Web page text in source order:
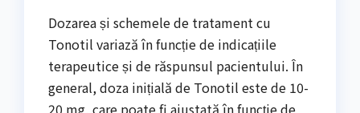
Dozarea și schemele de tratament cu
Tonotil variază în funcție de indicațiile
terapeutice și de răspunsul pacientului. În
general, doza inițială de Tonotil este de 10-
20 mg, care poate fi ajustată în funcție de